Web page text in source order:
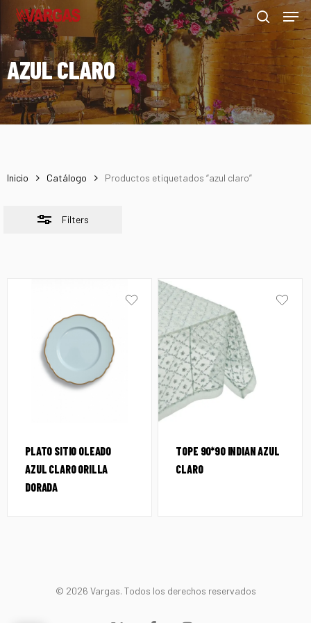
Skip
main
content
search
Menu
AZUL CLARO
Inicio Catálogo Productos etiquetados “azul claro”
Filters
Close
Filters
PLATO SITIO OLEADO
AZUL CLARO ORILLA
DORADA
TOPE 90*90 INDIAN AZUL
CLARO
© 2026 Vargas. Todos los derechos reservados
Menu